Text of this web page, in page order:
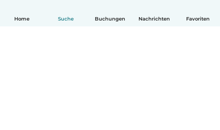
Home Suche Buchungen Nachrichten Favoriten